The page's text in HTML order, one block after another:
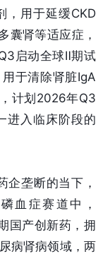
，用于延缓CKD
囊肾等适应症，
启动全球Ⅱ期试
于清除肾脏IgA
计划2026年Q3
进入临床阶段的
企垄断的当下，
血症赛道中，
国产创新药，拥
病肾病领域，两